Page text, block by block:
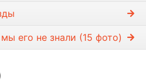
его не знали (15 фото)